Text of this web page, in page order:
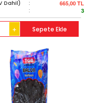
Dahil) : 665,00 TL
: 3
+ Sepete Ekle